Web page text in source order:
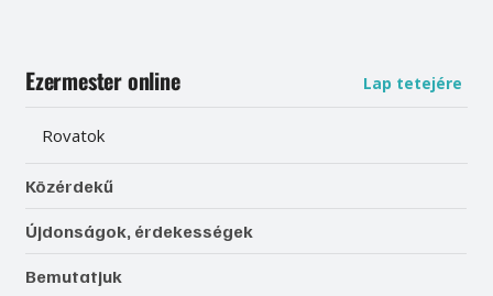
Ezermester online Lap tetejére
Rovatok
Közérdekű
Újdonságok, érdekességek
Bemutatjuk